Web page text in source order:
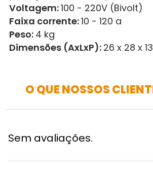
Voltagem:100 - 220V (Bivolt)
Faixa corrente:10 - 120 a
Peso: 4 kg
Dimensões (AxLxP): 26 x 28 x
O QUE NOSSOS
Sem avaliações.